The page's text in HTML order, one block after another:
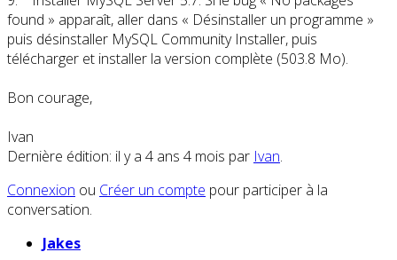
found » apparaît, aller dans « Désinstaller un programme »
puis désinstaller MySQL Community Installer, puis
télécharger et installer la version complète (503.8 Mo).
Bon courage,
Ivan
Dernière édition: il y a 4 ans 4 mois par Ivan.
Connexion ou Créer un compte pour participer à la
conversation.
Jakes